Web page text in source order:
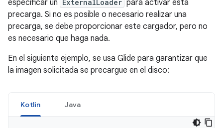
especificar un ExternalLoader para activar esta
precarga. Si no es posible o necesario realizar una
precarga, se debe proporcionar este cargador, pero no
es necesario que haga nada.
En el siguiente ejemplo, se usa Glide para garantizar que
la imagen solicitada se precargue en el disco:
Kotlin Java